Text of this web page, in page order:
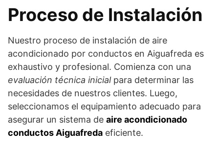
Proceso de Instalación
Nuestro proceso de instalación de aire
acondicionado por conductos en Aiguafreda es
exhaustivo y profesional. Comienza con una
evaluación técnica inicialpara determinar las
necesidades de nuestros clientes. Luego,
seleccionamos el equipamiento adecuado para
asegurar un sistema de aire acondicionado
conductos Aiguafreda eficiente.